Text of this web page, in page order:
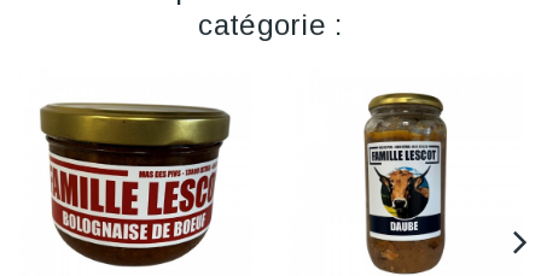
catégorie :